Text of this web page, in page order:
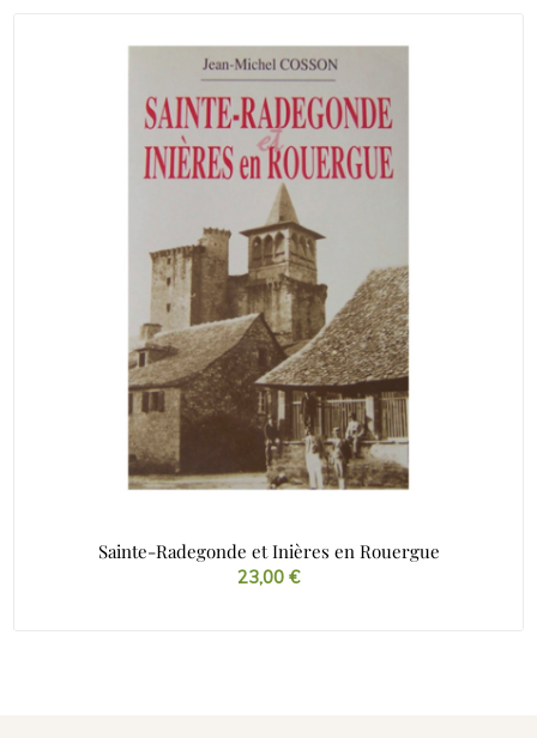
Sainte-Radegonde et Inières en Rouergue
23,00 €